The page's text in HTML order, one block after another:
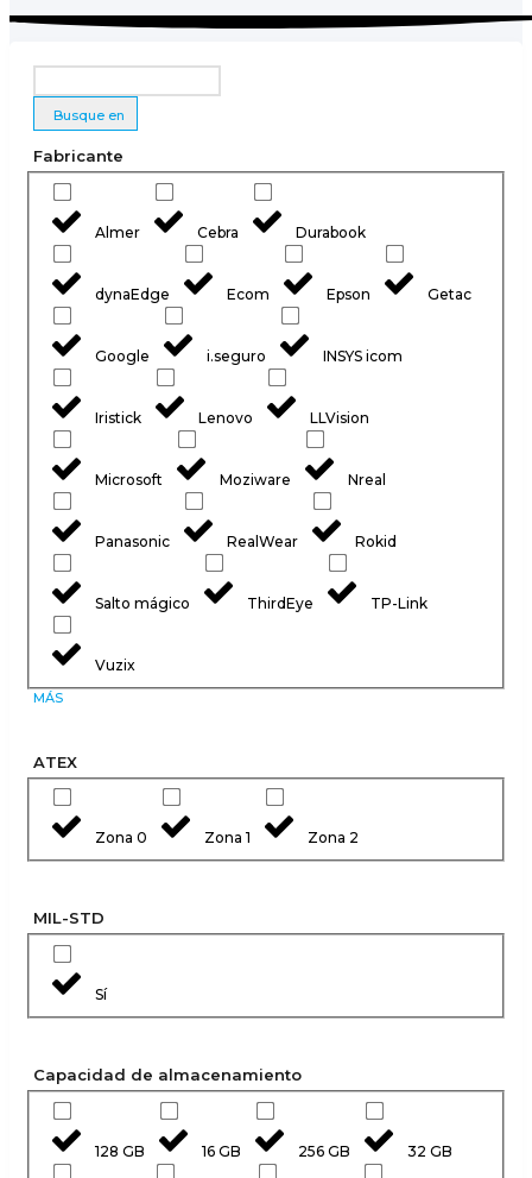
Busque en
Fabricante
Almer Cebra Durabook
dynaEdge Ecom Epson Getac
Google i.seguro INSYS icom
Iristick Lenovo LLVision
Microsoft Moziware Nreal
Panasonic RealWear Rokid
Salto mágico ThirdEye TP-Link
Vuzix
MÁS
ATEX
Zona 0 Zona 1 Zona 2
MIL-STD
Sí
Capacidad de almacenamiento
128 GB 16 GB 256 GB 32 GB